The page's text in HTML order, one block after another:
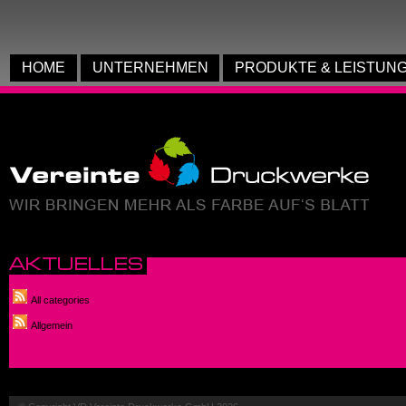
HOME UNTERNEHMEN PRODUKTE &
All categories
Allgemein